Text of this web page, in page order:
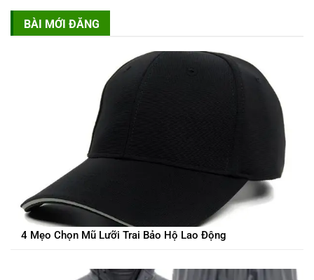
BÀI MỚI ĐĂNG
4 Mẹo Chọn Mũ Lưỡi Trai Bảo Hộ Lao Động